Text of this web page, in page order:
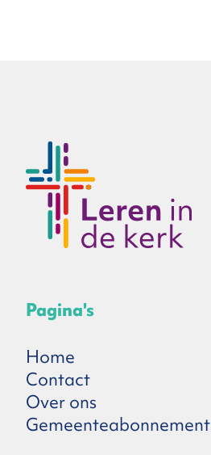
Pagina's
Home
Contact
Over ons
Gemeenteabonnement